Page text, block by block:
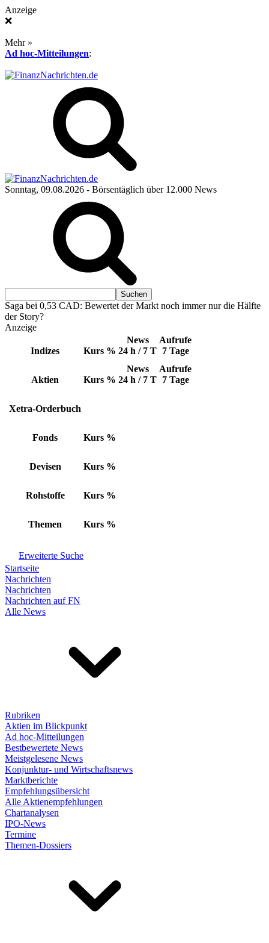
Anzeige
❌
Mehr »
Ad hoc-Mitteilungen:
Sonntag, 09.08.2026 - Börsentäglich über 12.000 News
Saga bei 0,53 CAD: Bewertet der Markt noch immer nur die Hälfte
der Story?
Anzeige
Indizes Kurs %
News
24 h / 7 T
Aufrufe
7 Tage
Aktien Kurs %
News
24 h / 7 T
Aufrufe
7 Tage
Xetra-Orderbuch
Fonds Kurs %
Devisen Kurs %
Rohstoffe Kurs %
Themen Kurs %
Erweiterte Suche
Startseite
Nachrichten
Nachrichten
Nachrichten auf FN
Alle News
Rubriken
Aktien im Blickpunkt
Ad hoc-Mitteilungen
Bestbewertete News
Meistgelesene News
Konjunktur- und Wirtschaftsnews
Marktberichte
Empfehlungsübersicht
Alle Aktienempfehlungen
Chartanalysen
IPO-News
Termine
Themen-Dossiers